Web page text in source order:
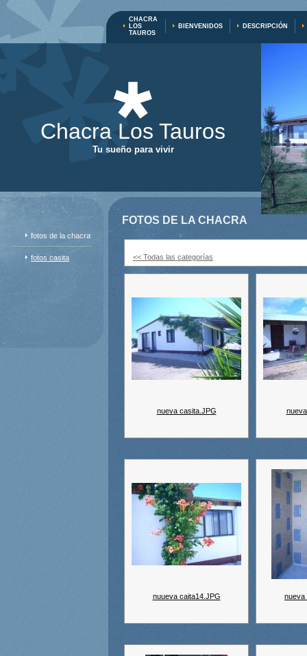
CHACRA
LOS
TAUROS
BIENVENIDOS DESCRIPCIÓN
Chacra Los Tauros
Tu sueño para vivir
fotos de la chacra
fotos casita
FOTOS DE LA CHACRA
<< Todas las categorías
nueva casita.JPG
nuueva caita14.JPG nueva